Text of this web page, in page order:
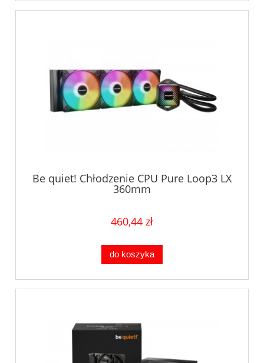
Be quiet! Chłodzenie CPU Pure Loop3 LX
360mm
460,44 zł
do koszyka